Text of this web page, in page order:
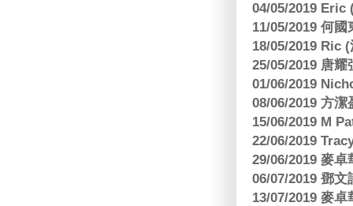
04/05/2019 Eric
11/05/2019 何
18/05/2019 Ric
25/05/2019 唐
01/06/2019
08/06/2019 方
15/06/2019 M
22/06/2019
29/06/2019 麥
06/07/2019 鄧
13/07/2019 麥